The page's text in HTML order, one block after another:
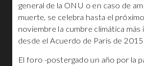
general de la ONU o en caso de
muerte, se celebra hasta el
noviembre la cumbre climática
desde el Acuerdo de París de
El foro -postergado un año por la